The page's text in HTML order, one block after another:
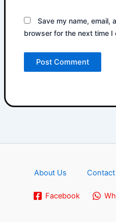
Save my name, email,
browser for the next time I
About Us Contact
Facebook